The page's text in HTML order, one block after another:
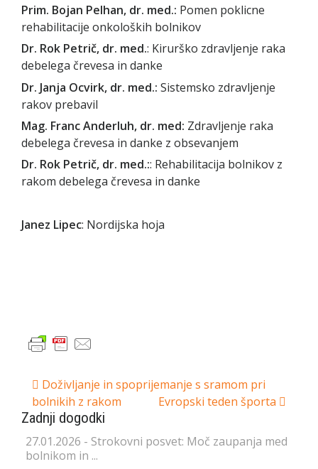
Prim. Bojan Pelhan, dr. med.: Pomen poklicne
rehabilitacije onkoloških bolnikov
Dr. Rok Petrič, dr. med.: Kirurško zdravljenje raka
debelega črevesa in danke
Dr. Janja Ocvirk, dr. med.: Sistemsko zdravljenje
rakov prebavil
Mag. Franc Anderluh, dr. med: Zdravljenje raka
debelega črevesa in danke z obsevanjem
Dr. Rok Petrič, dr. med.:: Rehabilitacija bolnikov z
rakom debelega črevesa in danke
Janez Lipec: Nordijska hoja
Post
navigation
Doživljanje in spoprijemanje s sramom pri
bolnikih z rakom
Evropski teden športa
Zadnji dogodki
27.01.2026 - Strokovni posvet: Moč zaupanja med
bolnikom in ...